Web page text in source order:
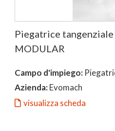
Piegatrice tangenziale
MODULAR
Campo d'impiego:
Azienda:Evomach
visualizza scheda